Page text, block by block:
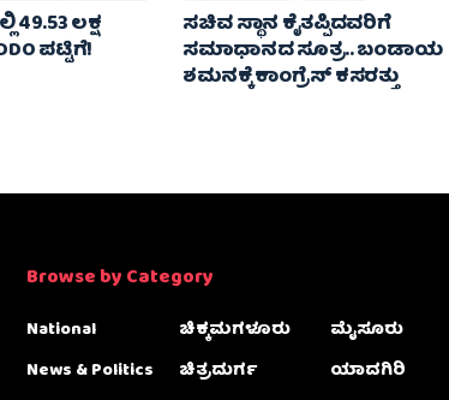
49.53 ಲಕ್ಷ
ಪಟ್ಟಿಗೆ!
ಸಚಿವ ಸ್ಥಾನ ಕೈತಪ್ಪಿದವರಿಗೆ
ಸಮಾಧಾನದ ಸೂತ್ರ.. ಬಂಡಾಯ
ಶಮನಕ್ಕೆ ಕಾಂಗ್ರೆಸ್ ಕಸರತ್ತು
Browse by Category
National
News & Politics
ಚಿಕ್ಕಮಗಳೂರು
ಚಿತ್ರದುರ್ಗ
ಮೈಸೂರು
ಯಾದಗಿರಿ